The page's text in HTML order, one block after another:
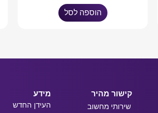
הוספה לסל
קישור מהיר
שירותי מחשוב
מידע
העידן החדש